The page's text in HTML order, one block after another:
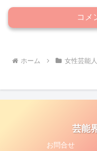
コメ
ホーム 女性芸能人
芸能
お問合せ